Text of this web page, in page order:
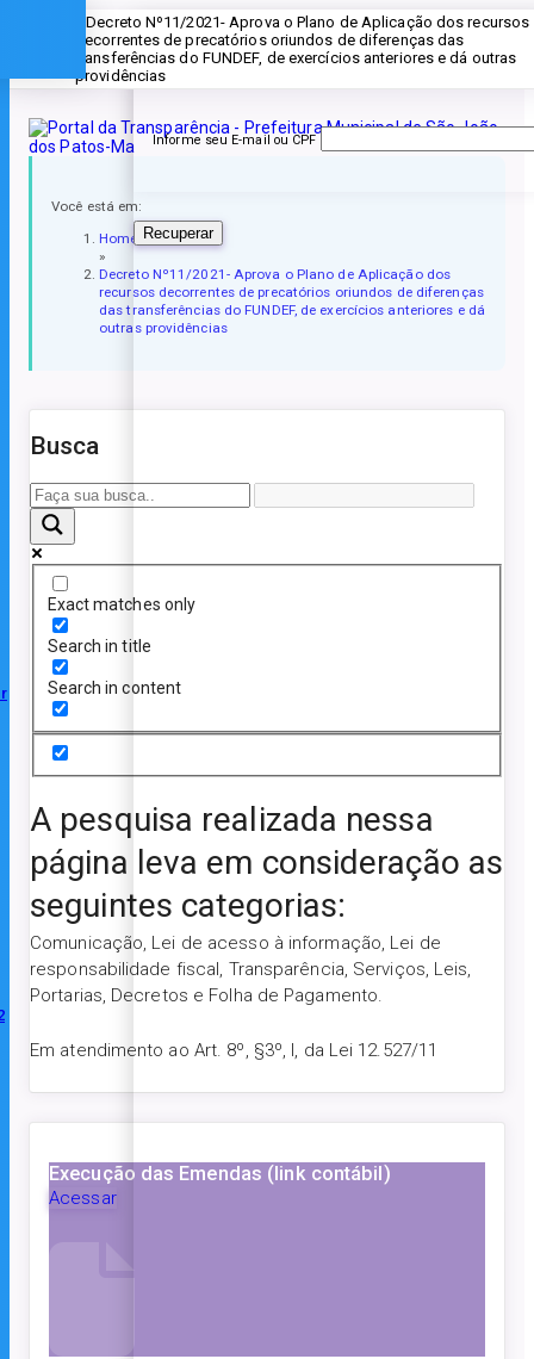
» Decreto Nº11/2021- Aprova o Plano de Aplicação dos recursos
decorrentes de precatórios oriundos de diferenças das
transferências do FUNDEF, de exercícios anteriores e dá outras
providências
Você está em:
Home
»
Decreto Nº11/2021- Aprova o Plano de Aplicação dos
recursos decorrentes de precatórios oriundos de diferenças
das transferências do FUNDEF, de exercícios anteriores e dá
outras providências
Busca
Exact matches only
Search in title
Search in content
A pesquisa realizada nessa
página leva em consideração as
seguintes categorias:
Comunicação, Lei de acesso à informação, Lei de
responsabilidade fiscal, Transparência, Serviços, Leis,
Portarias, Decretos e Folha de Pagamento.
Em atendimento ao Art. 8º, §3º, I, da Lei 12.527/11
Execução das Emendas (link contábil)
Acessar
Esqueceu a senha?
Informe seu E-mail ou CPF
Recuperar